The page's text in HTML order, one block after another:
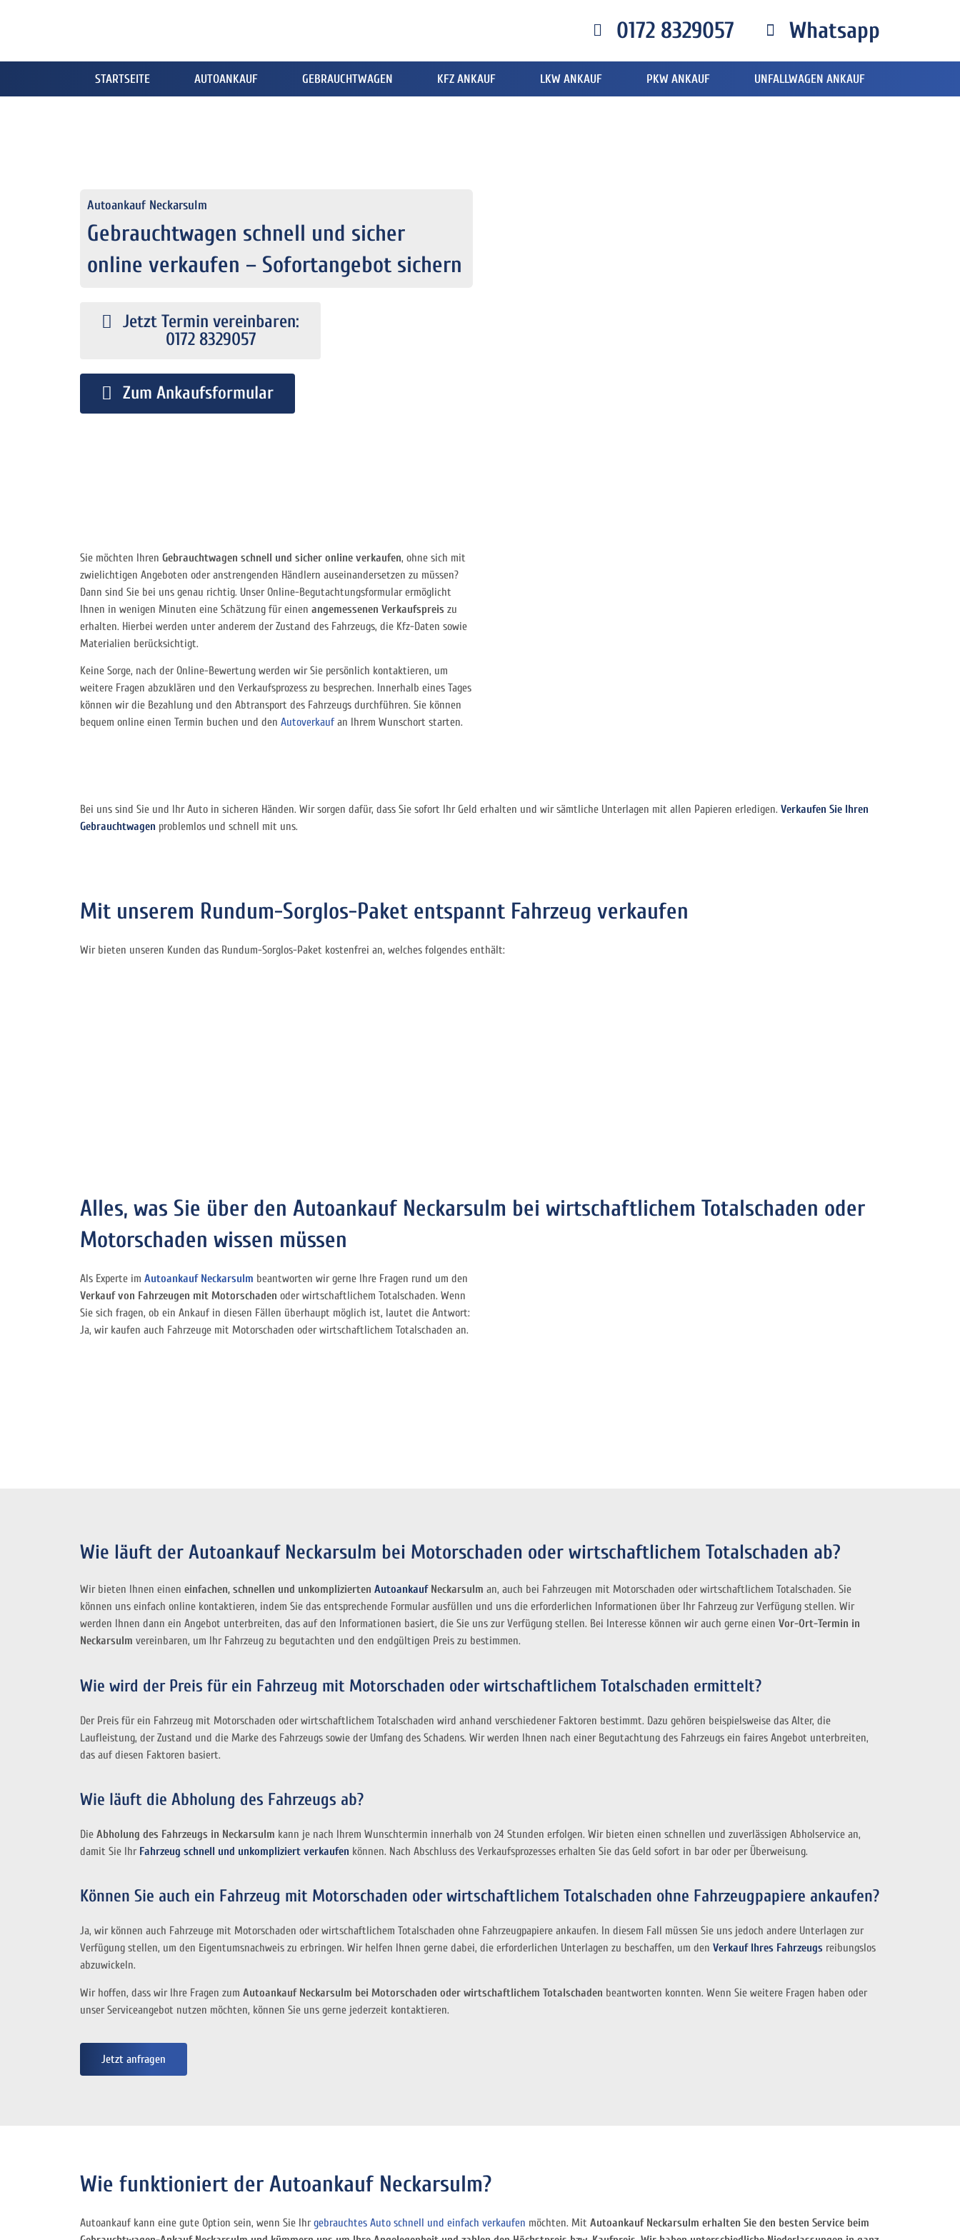
0172 8329057 Whatsapp
STARTSEITE AUTOANKAUF GEBRAUCHTWAGEN KFZ ANKAUF LKW ANKAUF PKW ANKAUF UNFALLWAGEN ANKAUF
Autoankauf Neckarsulm
Gebrauchtwagen schnell und sicher
online verkaufen – Sofortangebot sichern
Jetzt Termin vereinbaren:
0172 8329057
Zum Ankaufsformular
Sie möchten Ihren Gebrauchtwagen schnell und sicher online verkaufen, ohne sich mit
zwielichtigen Angeboten oder anstrengenden Händlern auseinandersetzen zu müssen?
Dann sind Sie bei uns genau richtig. Unser Online-Begutachtungsformular ermöglicht
Ihnen in wenigen Minuten eine Schätzung für einen angemessenen Verkaufspreis zu
erhalten. Hierbei werden unter anderem der Zustand des Fahrzeugs, die Kfz-Daten sowie
Materialien berücksichtigt.
Keine Sorge, nach der Online-Bewertung werden wir Sie persönlich kontaktieren, um
weitere Fragen abzuklären und den Verkaufsprozess zu besprechen. Innerhalb eines Tages
können wir die Bezahlung und den Abtransport des Fahrzeugs durchführen. Sie können
bequem online einen Termin buchen und den Autoverkaufan Ihrem Wunschort starten.
Bei uns sind Sie und Ihr Auto in sicheren Händen. Wir sorgen dafür, dass Sie sofort Ihr Geld erhalten und wir sämtliche Unterlagen mit allen Papieren erledigen. Verkaufen Sie Ihren
Gebrauchtwagen problemlos und schnell mit uns.
Mit unserem Rundum-Sorglos-Paket entspannt Fahrzeug verkaufen
Wir bieten unseren Kunden das Rundum-Sorglos-Paket kostenfrei an, welches folgendes enthält:
Alles, was Sie über den Autoankauf Neckarsulm bei wirtschaftlichem Totalschaden oder
Motorschaden wissen müssen
Als Experte im Autoankauf Neckarsulm beantworten wir gerne Ihre Fragen rund um den
Verkauf von Fahrzeugen mit Motorschaden oder wirtschaftlichem Totalschaden. Wenn
Sie sich fragen, ob ein Ankauf in diesen Fällen überhaupt möglich ist, lautet die Antwort:
Ja, wir kaufen auch Fahrzeuge mit Motorschaden oder wirtschaftlichem Totalschaden an.
Wie läuft der Autoankauf Neckarsulm bei Motorschaden oder wirtschaftlichem Totalschaden ab?
Wir bieten Ihnen einen einfachen, schnellen und unkomplizierten AutoankaufNeckarsulm an, auch bei Fahrzeugen mit Motorschaden oder wirtschaftlichem Totalschaden. Sie
können uns einfach online kontaktieren, indem Sie das entsprechende Formular ausfüllen und uns die erforderlichen Informationen über Ihr Fahrzeug zur Verfügung stellen. Wir
werden Ihnen dann ein Angebot unterbreiten, das auf den Informationen basiert, die Sie uns zur Verfügung stellen. Bei Interesse können wir auch gerne einen Vor-Ort-Termin in
Neckarsulm vereinbaren, um Ihr Fahrzeug zu begutachten und den endgültigen Preis zu bestimmen.
Wie wird der Preis für ein Fahrzeug mit Motorschaden oder wirtschaftlichem Totalschaden ermittelt?
Der Preis für ein Fahrzeug mit Motorschaden oder wirtschaftlichem Totalschaden wird anhand verschiedener Faktoren bestimmt. Dazu gehören beispielsweise das Alter, die
Laufleistung, der Zustand und die Marke des Fahrzeugs sowie der Umfang des Schadens. Wir werden Ihnen nach einer Begutachtung des Fahrzeugs ein faires Angebot unterbreiten,
das auf diesen Faktoren basiert.
Wie läuft die Abholung des Fahrzeugs ab?
Die Abholung des Fahrzeugs in Neckarsulm kann je nach Ihrem Wunschtermin innerhalb von 24 Stunden erfolgen. Wir bieten einen schnellen und zuverlässigen Abholservice an,
damit Sie Ihr Fahrzeug schnell und unkompliziert verkaufen können. Nach Abschluss des Verkaufsprozesses erhalten Sie das Geld sofort in bar oder per Überweisung.
Können Sie auch ein Fahrzeug mit Motorschaden oder wirtschaftlichem Totalschaden ohne Fahrzeugpapiere ankaufen?
Ja, wir können auch Fahrzeuge mit Motorschaden oder wirtschaftlichem Totalschaden ohne Fahrzeugpapiere ankaufen. In diesem Fall müssen Sie uns jedoch andere Unterlagen zur
Verfügung stellen, um den Eigentumsnachweis zu erbringen. Wir helfen Ihnen gerne dabei, die erforderlichen Unterlagen zu beschaffen, um den Verkauf Ihres Fahrzeugs reibungslos
abzuwickeln.
Wir hoffen, dass wir Ihre Fragen zum Autoankauf Neckarsulm bei Motorschaden oder wirtschaftlichem Totalschaden beantworten konnten. Wenn Sie weitere Fragen haben oder
unser Serviceangebot nutzen möchten, können Sie uns gerne jederzeit kontaktieren.
Jetzt anfragen
Wie funktioniert der Autoankauf Neckarsulm?
Autoankauf kann eine gute Option sein, wenn Sie Ihrgebrauchtes Auto schnell und einfach verkaufen möchten. Mit Autoankauf Neckarsulm erhalten Sie den besten Service beim